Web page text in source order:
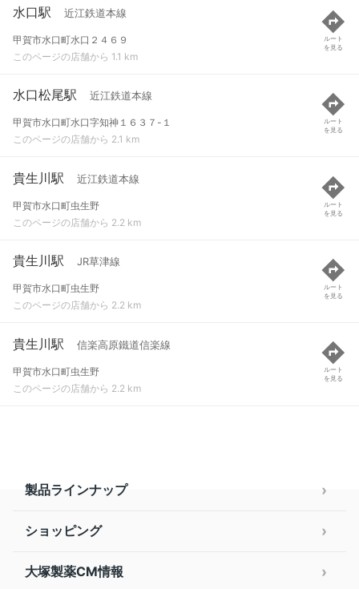
水口駅 近江鉄道本線
甲賀市水口町水口２４６９
このページの店舗から 1.1 km
ルート
を見る
水口松尾駅 近江鉄道本線
甲賀市水口町水口字知神１６３７-１
このページの店舗から 2.1 km
ルート
を見る
貴生川駅 近江鉄道本線
甲賀市水口町虫生野
このページの店舗から 2.2 km
ルート
を見る
貴生川駅 JR草津線
甲賀市水口町虫生野
このページの店舗から 2.2 km
ルート
を見る
貴生川駅 信楽高原鐵道信楽線
甲賀市水口町虫生野
このページの店舗から 2.2 km
ルート
を見る
製品ラインナップ
ショッピング
大塚製薬CM情報